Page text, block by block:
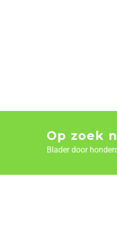
Op zoek
Blader door